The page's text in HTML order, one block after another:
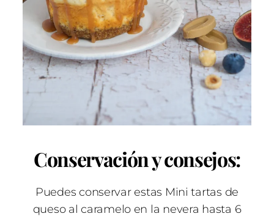
Conservación y consejos:
Puedes conservar estas Mini tartas de
queso al caramelo en la nevera hasta 6